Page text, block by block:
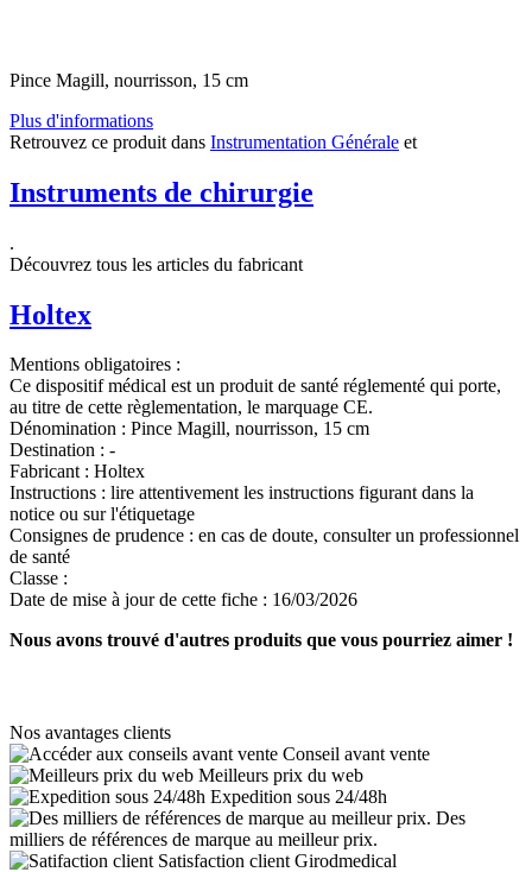
Pince Magill, nourrisson, 15 cm
Plus d'informations
Retrouvez ce produit dans Instrumentation Générale et
Instruments de chirurgie
.
Découvrez tous les articles du fabricant
Holtex
Mentions obligatoires :
Ce dispositif médical est un produit de santé réglementé qui porte,
au titre de cette règlementation, le marquage CE.
Dénomination : Pince Magill, nourrisson, 15 cm
Destination : -
Fabricant : Holtex
Instructions : lire attentivement les instructions figurant dans la
notice ou sur l'étiquetage
Consignes de prudence : en cas de doute, consulter un professionnel
de santé
Classe :
Date de mise à jour de cette fiche : 16/03/2026
Nous avons trouvé d'autres produits que vous pourriez aimer !
Nos avantages clients
Conseil avant vente
Meilleurs prix du web
Expedition sous 24/48h
Des
milliers de références de marque au meilleur prix.
Satisfaction client Girodmedical